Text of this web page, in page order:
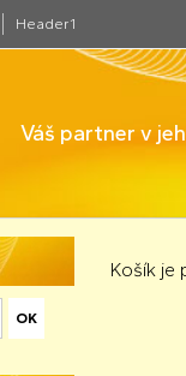
Header1
Váš partner v
Košík je